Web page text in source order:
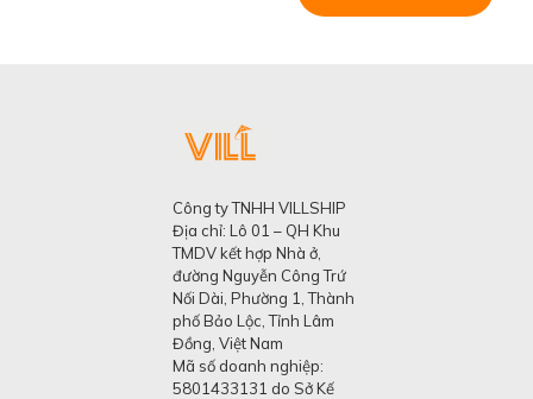
Công ty TNHH VILLSHIP
Địa chỉ: Lô 01 – QH Khu
TMDV kết hợp Nhà ở,
đường Nguyễn Công Trứ
Nối Dài, Phường 1, Thành
phố Bảo Lộc, Tỉnh Lâm
Đồng, Việt Nam
Mã số doanh nghiệp:
5801433131 do Sở Kế